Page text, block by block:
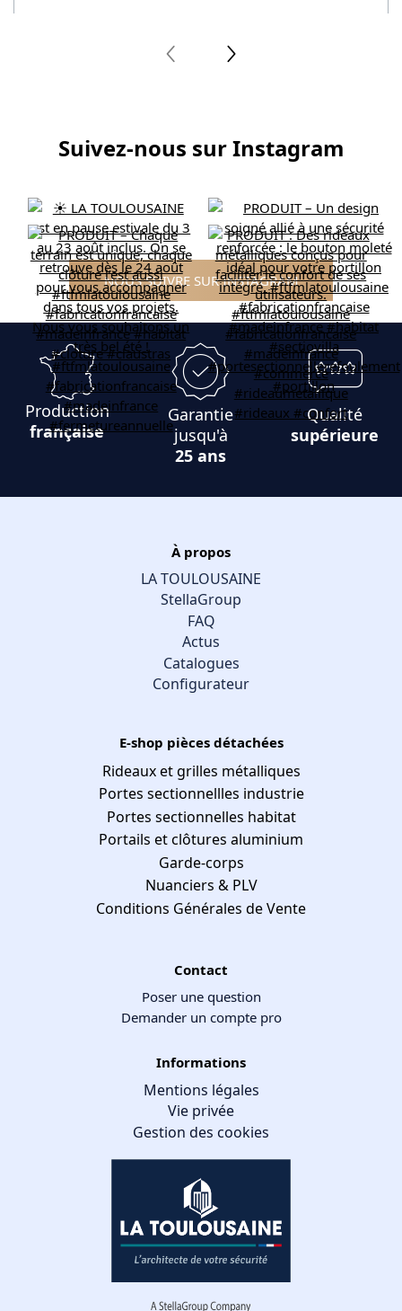
Suivez-nous sur Instagram
NOUS SUIVRE SUR INSTAGRAM
Production
française
Garantie
jusqu'à
25 ans
Qualité
supérieure
À propos
LA TOULOUSAINE
StellaGroup
FAQ
Actus
Catalogues
Configurateur
E-shop pièces détachées
Rideaux et grilles métalliques
Portes sectionnellles industrie
Portes sectionnelles habitat
Portails et clôtures aluminium
Garde-corps
Nuanciers & PLV
Conditions Générales de Vente
Contact
Poser une question
Demander un compte pro
Informations
Mentions légales
Vie privée
Gestion des cookies
Gestion des cookies
Nous utilisons des cookies qui facilitent l'utilisation du site,
améliorent la performance et la sécurité du site internet.
Faites-nous part de vos préférences de cookies pour chaque